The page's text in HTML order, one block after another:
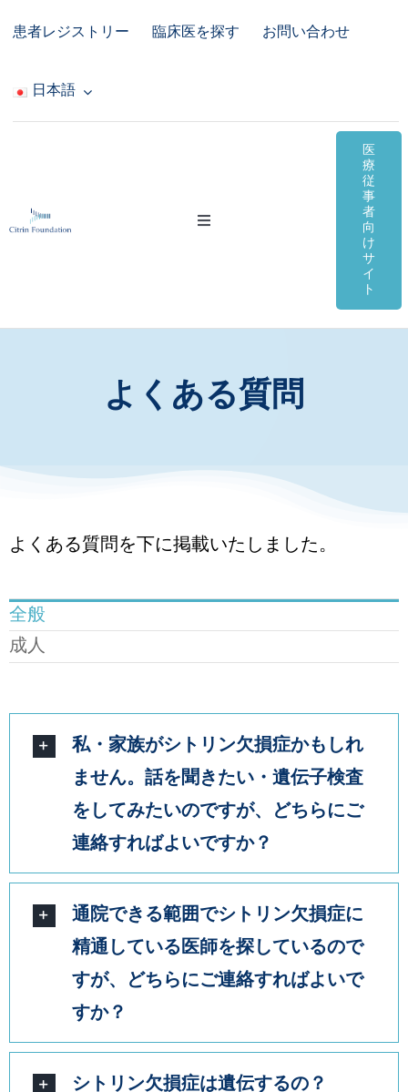
content
患者レジストリー 臨床医を探す お問い合わせ
日本語
Toggle
オンライン資料
コミュニティ＆サポート
医
療
従
事
者
向
け
サ
イ
ト
よくある質問
よくある質問を下に掲載いたしました。
全般
成人
私・家族がシトリン欠損症かもしれ
ません。話を聞きたい・遺伝子検査
をしてみたいのですが、どちらにご
連絡すればよいですか？
通院できる範囲でシトリン欠損症に
精通している医師を探しているので
すが、どちらにご連絡すればよいで
すか？
シトリン欠損症は遺伝するの？